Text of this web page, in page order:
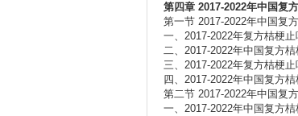
第四章 2017-2022年中国复
第一节 2017-2022年中国复
一、2017-2022年复方桔梗
二、2017-2022年中国复方
三、2017-2022年复方桔梗
四、2017-2022年中国复方
第二节 2017-2022年中国复
一、2017-2022年中国复方